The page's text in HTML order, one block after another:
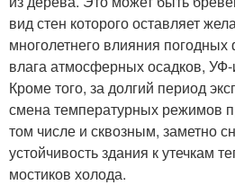
вид стен которого оставляет
многолетнего влияния
влага атмосферных осадков,
Кроме того, за долгий период
смена температурных режимов
том числе и сквозным, заметно
устойчивость здания к утечкам
мостиков холода.